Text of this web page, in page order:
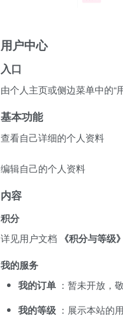
用户中心
入口
由个人主页或侧边菜单中的“
基本功能
查看自己详细的个人资料
编辑自己的个人资料
内容
积分
详见用户文档
《积分与等级》
我的服务
我的订单 ：暂未开放，
我的等级 ：展示本站的